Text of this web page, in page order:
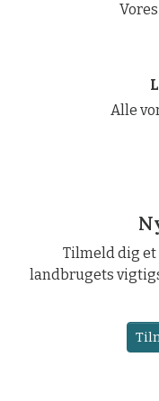
Alle
Tilmeld dig et
landbrugets